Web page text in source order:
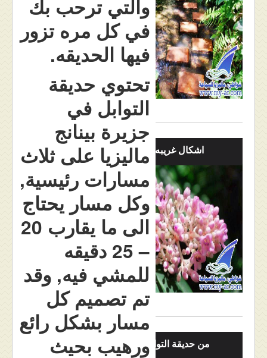
والتي ترحب بك
في كل مره تزور
فيها الحديقه.
تحتوي حديقة
التوابل في
جزيرة بينانج
ماليزيا على ثلاث
مسارات رئيسية,
وكل مسار يحتاج
الى ما يقارب 20
– 25 دقيقه
للمشي فيه, وقد
تم تصميم كل
مسار بشكل رائع
ورهيب بحيث
اشكال غريبه بالصور
من حديقة التوابل بينانق